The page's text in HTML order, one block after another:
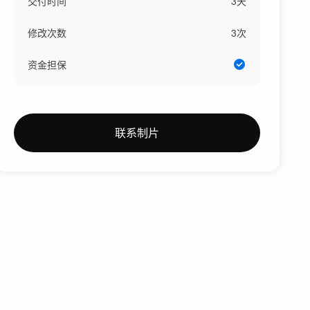
修改次数 3次
资金担保
联系制片